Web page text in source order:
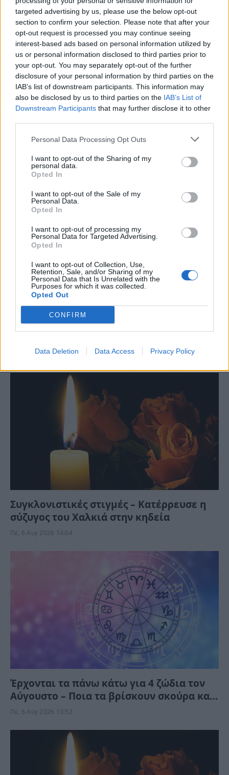
targeted advertising by us, please use the below opt-out
section to confirm your selection. Please note that after your
opt-out request is processed you may continue seeing
interest-based ads based on personal information utilized by
us or personal information disclosed to third parties prior to
your opt-out. You may separately opt-out of the further
disclosure of your personal information by third parties on the
IAB’s list of downstream participants. This information may
also be disclosed by us to third parties on the IAB’s List of
Downstream Participants that may further disclose it to other
Personal Data Processing Opt Outs
I want to opt-out of the Sharing of my
personal data.
Opted In
I want to opt-out of the Sale of my
Personal Data.
Opted In
I want to opt-out of processing my
Personal Data for Targeted Advertising.
Opted In
I want to opt-out of Collection, Use,
Retention, Sale, and/or Sharing of my
Personal Data that Is Unrelated with the
Purposes for which it was collected.
Opted Out
CONFIRM
Data Deletion Data Access Privacy Policy
– 18χρονη αστυνομικά για
γιατρό»
εξέταση
και…. Κέρκυρα. με
παθολόγο
περιστατικό
πήγε Σοκαριστικό
Είμαστε και στο Google News:
Ακολουθήστε μας
ΤΕΛΕΥΤΑΙΕΣ ΕΙΔΗΣΕΙΣ
Συγκλονιστικές στιγμές – Κατέρρευσε η
σύζυγος του Χαλκιά στην κηδεία
Πε, 6 Αυγ 2026 14:04
Έρχονται τα πάνω κάτω για 4 ζώδια τον
Αύγουστο – Ποια τα βρίσκουν σκούρα και
ποια αναπνεόυν
Πε, 6 Αυγ 2026 13:52